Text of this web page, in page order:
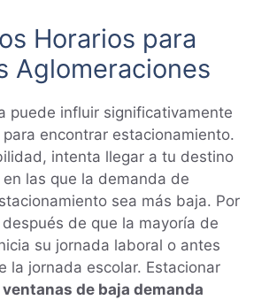
Horarios para
Aglomeraciones
puede influir significativamente
encontrar estacionamiento.
intenta llegar a tu destino
las que la demanda de
sea más baja. Por
de que la mayoría de
su jornada laboral o antes
la jornada escolar. Estacionar
ventanas de baja demanda